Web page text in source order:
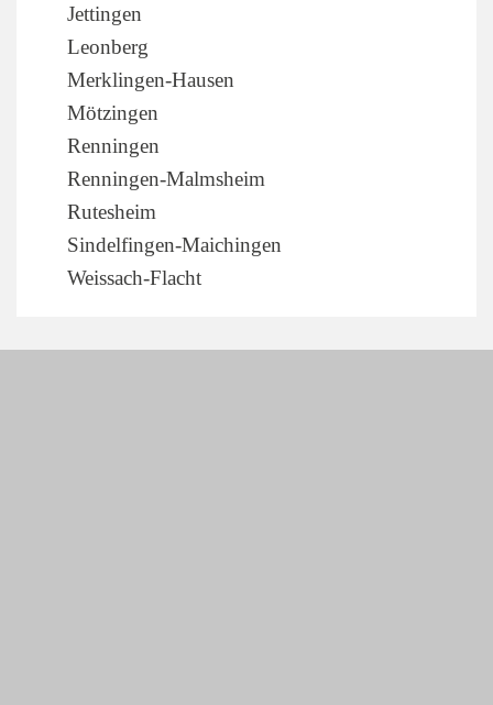
Jettingen
Leonberg
Merklingen-Hausen
Mötzingen
Renningen
Renningen-Malmsheim
Rutesheim
Sindelfingen-Maichingen
Weissach-Flacht